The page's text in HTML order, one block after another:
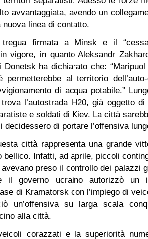
avvantaggiata, avendo un
nuova linea di contatto.
firmata a Minsk e il
vigore, in quanto Aleksandr
Donetsk ha dichiarato che:
permetterebbe al territorio
di acqua potabile.”
l’autostrada H20, già oggetto
e soldati di Kiev. La città
decidessero di portare l’offensiva
città rappresenta una grande
bellico. Infatti, ad aprile, piccoli
preso il controllo dei palazzi
il governo ucraino autorizzò un
di Kramatorsk con l’impiego di
un’offensiva su larga scala
alla città.
corazzati e la superiorità